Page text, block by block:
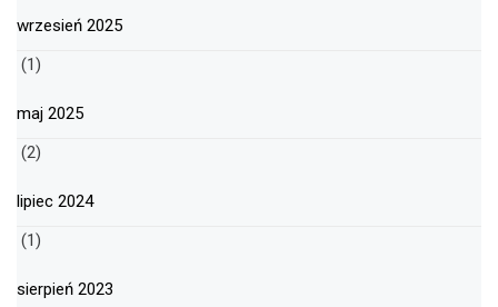
wrzesień 2025
(1)
maj 2025
(2)
lipiec 2024
(1)
sierpień 2023